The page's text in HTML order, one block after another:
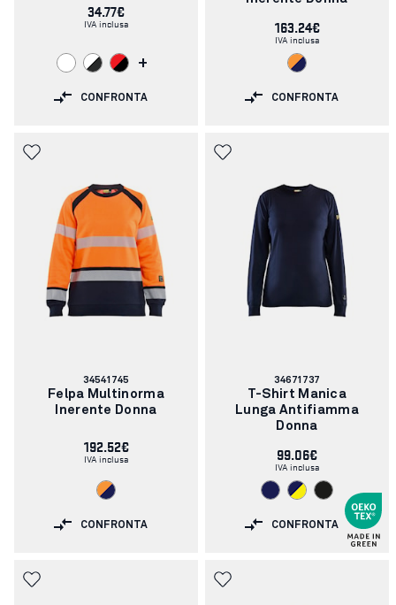
34.77€
IVA inclusa
+
CONFRONTA
163.24€
IVA inclusa
CONFRONTA
Codice
articolo:
34541745
Felpa Multinorma
Inerente Donna
192.52€
IVA inclusa
CONFRONTA
Codice
articolo:
34671737
T-Shirt Manica
Lunga Antifiamma
Donna
99.06€
IVA inclusa
CONFRONTA